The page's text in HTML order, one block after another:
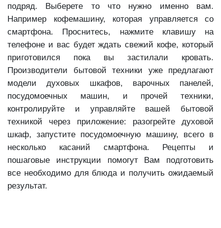
подряд. Выберете то что нужно именно вам.
Например кофемашину, которая управляется со
смартфона. Проснитесь, нажмите клавишу на
телефоне и вас будет ждать свежий кофе, который
приготовился пока вы застилали кровать.
Производители бытовой техники уже предлагают
модели духовых шкафов, варочных панелей,
посудомоечных машин, и прочей техники,
контролируйте и управляйте вашей бытовой
техникой через приложение: разогрейте духовой
шкаф, запустите посудомоечную машину, всего в
несколько касаний смартфона. Рецепты и
пошаговые инструкции помогут Вам подготовить
все необходимо для блюда и получить ожидаемый
результат.